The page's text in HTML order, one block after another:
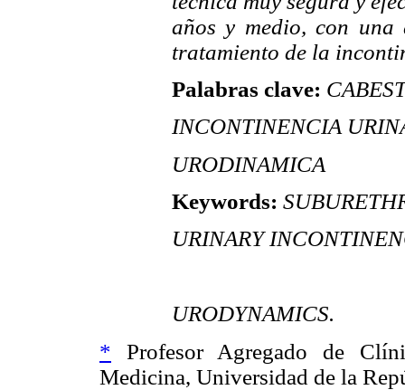
años y medio, con una
tratamiento de la
Palabras clave:
INCONTINENCIA
URODINAMICA
Keywords:
URINARY
URODYNAMICS.
* Profesor Agregado de
Medicina, Universidad de la